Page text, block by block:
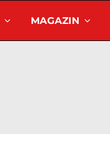
MAGAZIN